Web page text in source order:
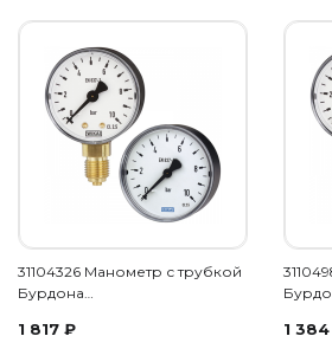
31104326 Манометр с трубкой
Бурдона…
1 817 ₽ 1 384